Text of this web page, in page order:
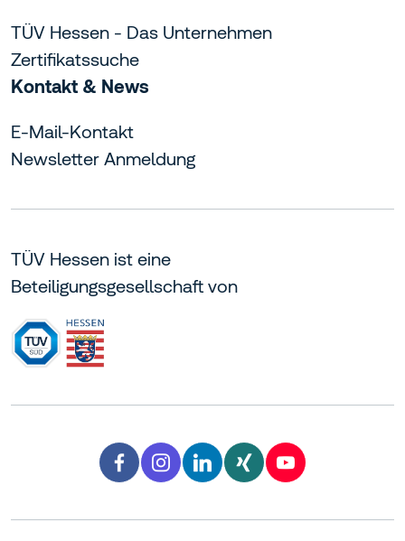
TÜV Hessen - Das Unternehmen
Zertifikatssuche
Kontakt & News
E-Mail-Kontakt
Newsletter Anmeldung
TÜV Hessen ist eine
Beteiligungsgesellschaft von
facebook
Facebook TÜV Hessen
instagram
Instagram TÜV Hessen
linkedin
LinkedIn TÜV Hessen
xing
Xing TÜV Hessen
youtube
YouTube TÜV